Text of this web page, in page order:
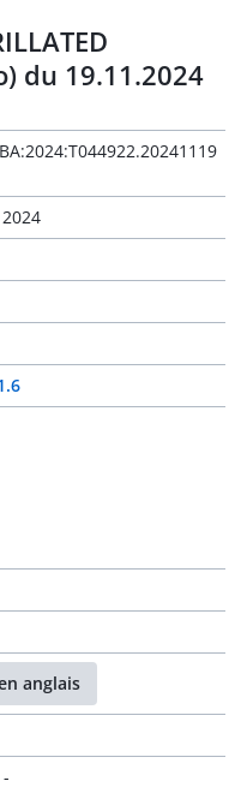
du 19.11.2024
anglais
-